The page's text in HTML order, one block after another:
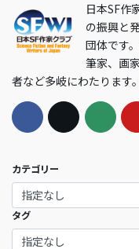
日本SF作
の振興と
団体です
筆家、画
者など多岐にわたります。
カテゴリー
タグ